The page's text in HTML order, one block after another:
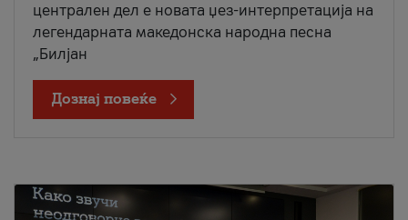
централен дел е новата џез-интерпретација на
легендарната македонска народна песна
„Билјан
Дознај повеќе